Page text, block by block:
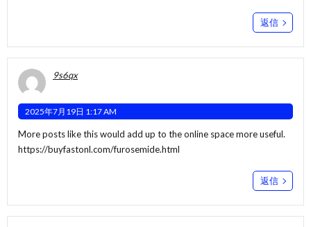
返信
9s6qx
2025年7月19日 1:17 AM
More posts like this would add up to the online space more useful.
https://buyfastonl.com/furosemide.html
返信